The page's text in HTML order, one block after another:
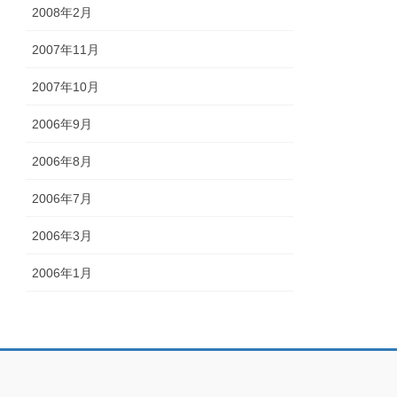
2008年2月
2007年11月
2007年10月
2006年9月
2006年8月
2006年7月
2006年3月
2006年1月